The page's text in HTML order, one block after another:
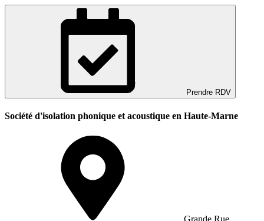
Prendre RDV
Société d'isolation phonique et acoustique en Haute-Marne
Grande Rue